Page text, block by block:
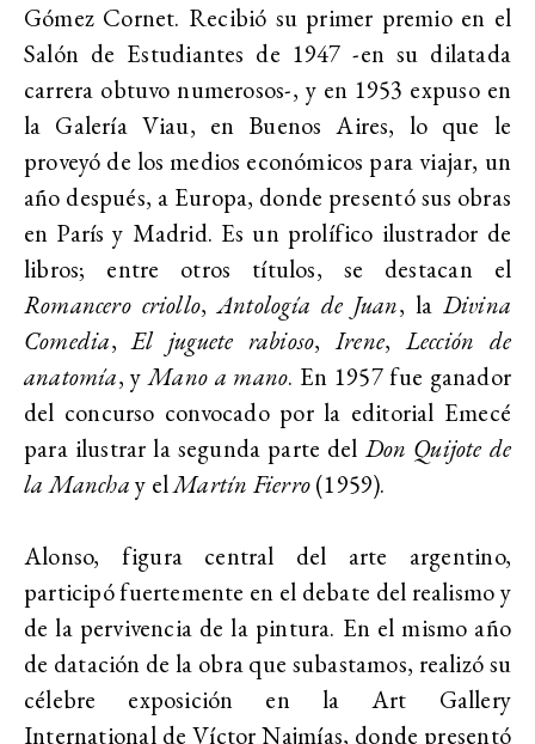
Gómez Cornet. Recibió su primer premio en el
Salón de Estudiantes de 1947 -en su dilatada
carrera obtuvo numerosos-, y en 1953 expuso en
la Galería Viau, en Buenos Aires, lo que le
proveyó de los medios económicos para viajar, un
año después, a Europa, donde presentó sus obras
en París y Madrid. Es un prolífico ilustrador de
libros; entre otros títulos, se destacan el
Romancero criollo,Antología de Juan, la Divina
Comedia,El juguete rabioso,Irene,Lección de
anatomía, yMano a mano. En 1957 fue ganador
del concurso convocado por la editorial Emecé
para ilustrar la segunda parte del Don Quijote de
la Manchay elMartín Fierro(1959).
Alonso, figura central del arte argentino,
participó fuertemente en el debate del realismo y
de la pervivencia de la pintura. En el mismo año
de datación de la obra que subastamos, realizó su
célebre exposición en la Art Gallery
International de Víctor Najmías, donde presentó